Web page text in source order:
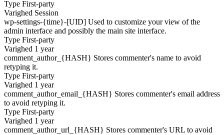
Type First-party
Varighed Session
wp-settings-{time}-[UID] Used to customize your view of the
admin interface and possibly the main site interface.
Type First-party
Varighed 1 year
comment_author_{HASH} Stores commenter's name to avoid
retyping it.
Type First-party
Varighed 1 year
comment_author_email_{HASH} Stores commenter's email address
to avoid retyping it.
Type First-party
Varighed 1 year
comment_author_url_{HASH} Stores commenter's URL to avoid